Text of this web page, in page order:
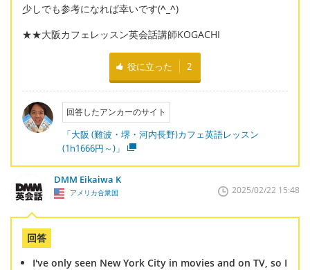
少しでも参考になれば幸いです(^_^)
★★大阪カフェレッスン英会話講師KOGACHI
役に立った 2
回答したアンカーのサイト
「大阪 (難波・堺・河内長野)カフェ英語レッスン
(1h1666円～)」
DMM Eikaiwa K
アメリカ合衆国 2025/02/22 15:48
回答
I've only seen New York City in movies and on TV, so I